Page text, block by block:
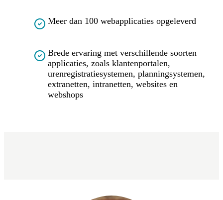
Meer dan 100 webapplicaties opgeleverd
Brede ervaring met verschillende soorten
applicaties, zoals klantenportalen,
urenregistratiesystemen, planningsystemen,
extranetten, intranetten, websites en
webshops